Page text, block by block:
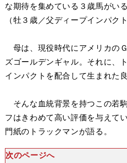
な期待を集めている３歳馬がい
（牡３歳／父ディープインパク
母は、現役時代にアメリカの
ズゴールデンギャル。それに、
インパクトを配合して生まれた良
そんな血統背景を持つこの若
フはきわめて高い評価を与えて
門紙のトラックマンが語る。
次のページへ